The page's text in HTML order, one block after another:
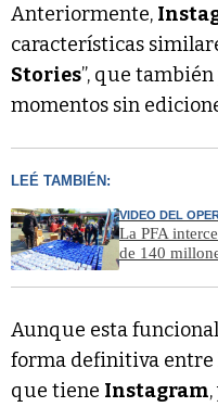
Anteriormente,
características
Stories”, que
momentos sin
LEÉ TAMBIÉN:
VIDEO DEL
La PFA
de 140
Aunque esta
forma definitiva
que tiene Instagram